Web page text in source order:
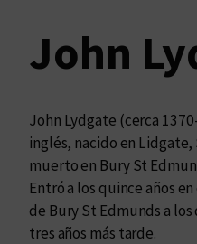
r
John
John Lydgate (cerca
inglés, nacido en
muerto en Bury St
Entró a los quince años
de Bury St Edmunds a
tres años más tarde.